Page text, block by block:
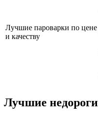
Лучшие пароварки по цене
и качеству
Лучшие